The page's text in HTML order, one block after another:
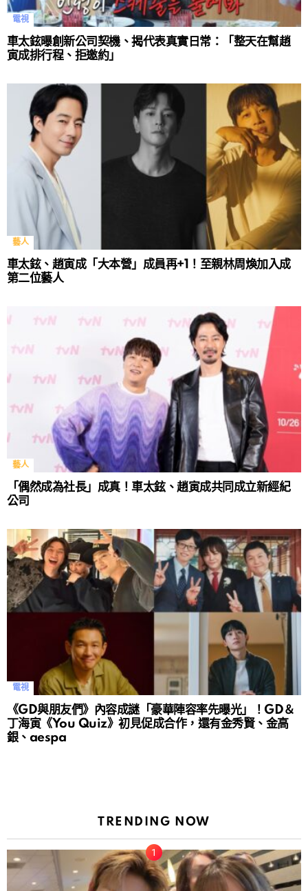
電視
車太鉉曝創新公司契機、揭代表真實日常：「整天在幫趙
寅成排行程、拒邀約」
藝人
車太鉉、趙寅成「大本營」成員再+1！至親林周煥加入成
第二位藝人
藝人
「偶然成為社長」成真！車太鉉、趙寅成共同成立新經紀
公司
電視
《GD與朋友們》內容成謎「豪華陣容率先曝光」！GD＆
丁海寅《You Quiz》初見促成合作，還有金秀賢、金高
銀、aespa
TRENDING NOW